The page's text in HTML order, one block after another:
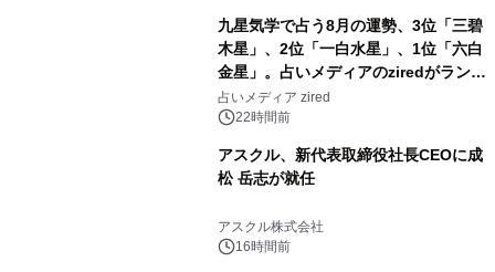
九星気学で占う8月の運勢、3位「三碧
木星」、2位「一白水星」、1位「六白
金星」。占いメディアのziredがランキ
ングを発表
占いメディア zired
22時間前
アスクル、新代表取締役社長CEOに成
松 岳志が就任
アスクル株式会社
16時間前